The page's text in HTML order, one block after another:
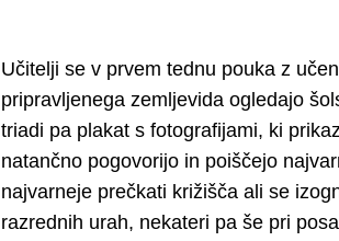
Učitelji se v prvem tednu pouka z
pripravljenega zemljevida ogledajo
triadi pa plakat s fotografijami, ki
natančno pogovorijo in poiščejo
najvarneje prečkati križišča ali se
razrednih urah, nekateri pa še pri